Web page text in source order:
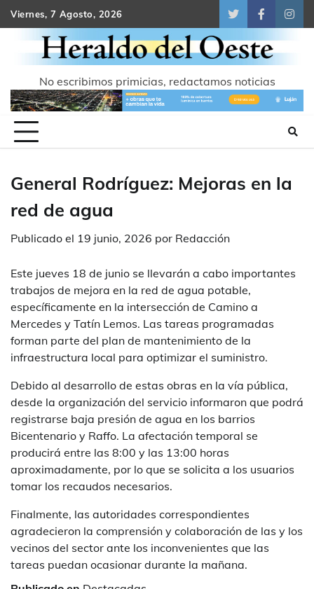
Skip
to
content
Viernes, 7 Agosto, 2026
TwitterFacebook
No escribimos primicias, redactamos noticias
General Rodríguez: Mejoras en la
red de agua
Publicado el 19 junio, 2026 por Redacción
Este jueves 18 de junio se llevarán a cabo importantes
trabajos de mejora en la red de agua potable,
específicamente en la intersección de Camino a
Mercedes y Tatín Lemos. Las tareas programadas
forman parte del plan de mantenimiento de la
infraestructura local para optimizar el suministro.
Debido al desarrollo de estas obras en la vía pública,
desde la organización del servicio informaron que podrá
registrarse baja presión de agua en los barrios
Bicentenario y Raffo. La afectación temporal se
producirá entre las 8:00 y las 13:00 horas
aproximadamente, por lo que se solicita a los usuarios
tomar los recaudos necesarios.
Finalmente, las autoridades correspondientes
agradecieron la comprensión y colaboración de las y los
vecinos del sector ante los inconvenientes que las
tareas puedan ocasionar durante la mañana.